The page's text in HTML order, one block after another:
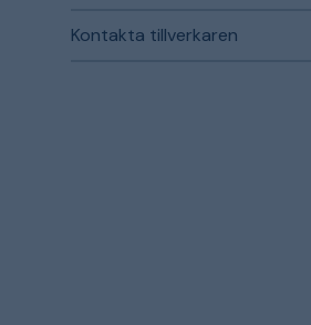
Kontakta tillverkaren